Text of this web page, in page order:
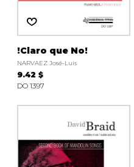
!Claro que No!
NARVAEZ José-Luis
9.42 $
DO 1397